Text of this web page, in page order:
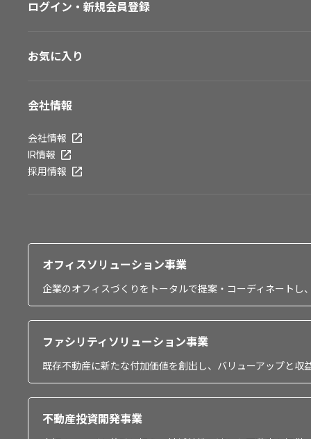
ログイン・新規会員登録
お気に入り
会社情報
会社情報
IR情報
採用情報
オフィスソリューション事業
企業のオフィスづくりをトータルで提案・コーディネート
ファシリティソリューション事業
既存不動産に新たな付加価値を創出し、バリューアップと収
不動産投資開発事業